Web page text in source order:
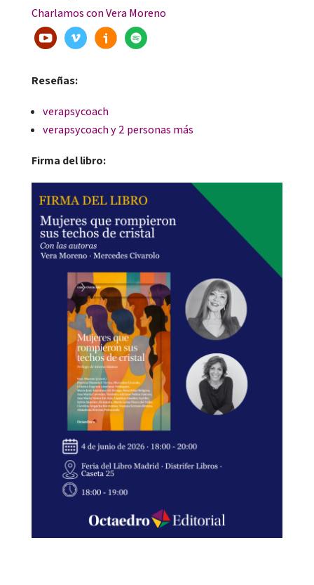
Charlamos con Vera Moreno
Reseñas:
verapsycoach
verapsycoach y 2 personas más
Firma del libro: